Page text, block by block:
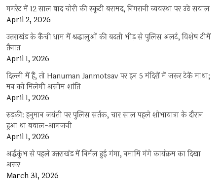
गगरेट में 12 साल बाद चोरी की स्कूटी बरामद, निगरानी व्यवस्था पर उठे सवाल
April 2, 2026
उत्तराखंड के कैंची धाम में श्रद्धालुओं की बढ़ती भीड़ से पुलिस अलर्ट, विशेष टीमें
तैनात
April 1, 2026
दिल्ली में हैं, तो Hanuman Janmotsav पर इन 5 मंदिरों में जरूर टेकें माथा;
मन को मिलेगी असीम शांति
April 1, 2026
रुड़की: हनुमान जयंती पर पुलिस सर्तक, चार साल पहले शोभायात्रा के दौरान
हुआ था बवाल-आगजनी
April 1, 2026
अर्द्धकुंभ से पहले उत्तराखंड में निर्मल हुई गंगा, नमामि गंगे कार्यक्रम का दिखा
असर
March 31, 2026